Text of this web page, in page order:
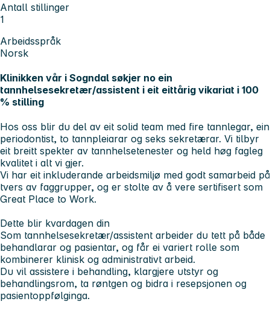
Antall stillinger
1
Arbeidsspråk
Norsk
Klinikken vår i Sogndal søkjer no ein
tannhelsesekretær/assistent i eit eittårig vikariat i 100
% stilling
Hos oss blir du del av eit solid team med fire tannlegar, ein
periodontist, to tannpleiarar og seks sekretærar. Vi tilbyr
eit breitt spekter av tannhelsetenester og held høg fagleg
kvalitet i alt vi gjer.
Vi har eit inkluderande arbeidsmiljø med godt samarbeid på
tvers av faggrupper, og er stolte av å vere sertifisert som
Great Place to Work.
Dette blir kvardagen din
Som tannhelsesekretær/assistent arbeider du tett på både
behandlarar og pasientar, og får ei variert rolle som
kombinerer klinisk og administrativt arbeid.
Du vil assistere i behandling, klargjere utstyr og
behandlingsrom, ta røntgen og bidra i resepsjonen og
pasientoppfølginga.